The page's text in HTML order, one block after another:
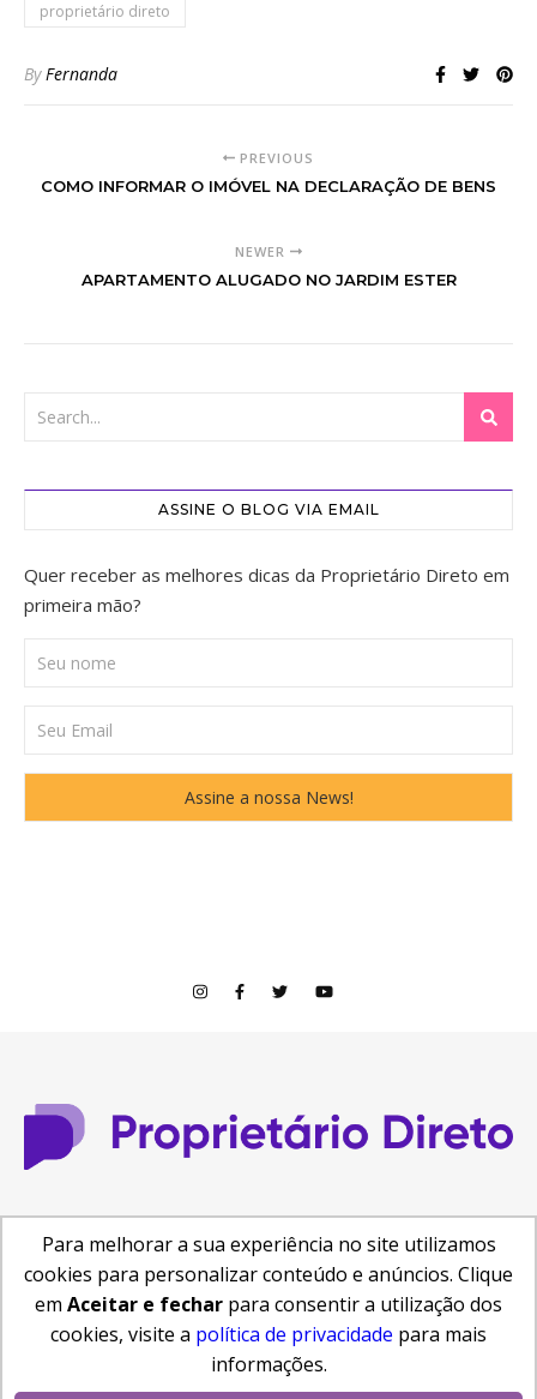
proprietário direto
ByFernanda
PREVIOUS
COMO INFORMAR O IMÓVEL NA DECLARAÇÃO DE BENS
NEWER
APARTAMENTO ALUGADO NO JARDIM ESTER
ASSINE O BLOG VIA EMAIL
Quer receber as melhores dicas da Proprietário Direto em
primeira mão?
Central de Ajuda Como anunciar Busca de Imóveis
Reformas e Projetos
Para melhorar a sua experiência no site utilizamos
cookies para personalizar conteúdo e anúncios. Clique
em Aceitar e fechar para consentir a utilização dos
cookies, visite a política de privacidade para mais
informações.